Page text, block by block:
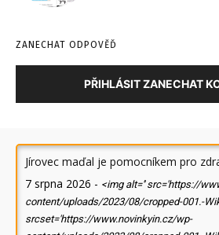
ZANECHAT ODPOVĚĎ
PŘIHLÁSIT ZANECHAT
Jírovec maďal je pomocníkem pro
7 srpna 2026 - <img alt='' src='https://
content/uploads/2023/08/cropped-001.-
srcset='https://www.novinkyin.cz/wp-